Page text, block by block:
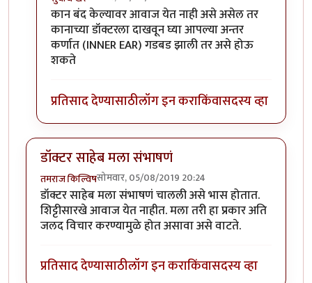
In reply toनाही.byतमराज किल्विष
कान बंद केल्यावर आवाज येत नाही असे असेल तर
कानाच्या डॉक्टरला दाखवून घ्या आपल्या अन्तर
कर्णात (INNER EAR) गडबड झाली तर असे होऊ
शकते
प्रतिसाद देण्यासाठीलॉग इन कराकिंवासदस्य व्हा
डॉक्टर साहेब मला संभाषणं
तमराज किल्विषसोमवार, 05/08/2019 20:24
डॉक्टर साहेब मला संभाषणं चालली असे भास होतात.
शिट्टीसारखे आवाज येत नाहीत. मला तरी हा प्रकार अति
जलद विचार करण्यामुळे होत असावा असे वाटते.
प्रतिसाद देण्यासाठीलॉग इन कराकिंवासदस्य व्हा